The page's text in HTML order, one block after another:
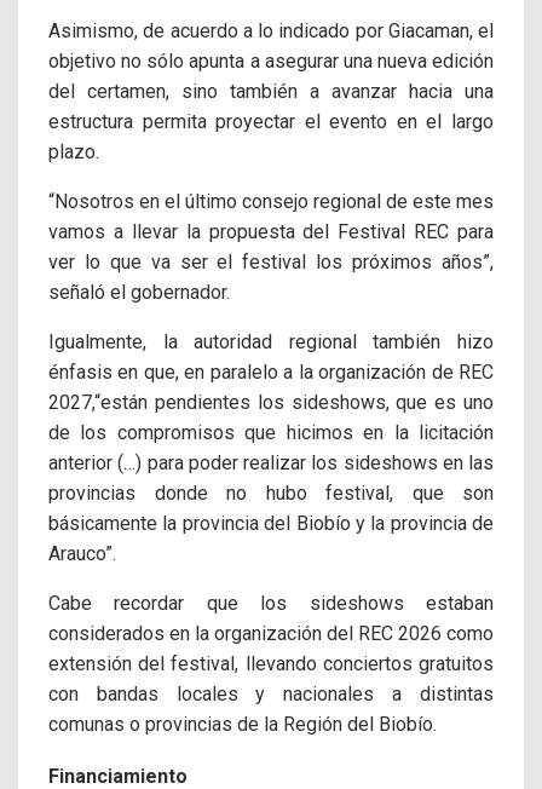
Asimismo, de acuerdo a lo indicado por Giacaman, el
objetivo no sólo apunta a asegurar una nueva edición
del certamen, sino también a avanzar hacia una
estructura permita proyectar el evento en el largo
plazo.
“Nosotros en el último consejo regional de este mes
vamos a llevar la propuesta del Festival REC para
ver lo que va ser el festival los próximos años”,
señaló el gobernador.
Igualmente, la autoridad regional también hizo
énfasis en que, en paralelo a la organización de REC
2027,“están pendientes los sideshows, que es uno
de los compromisos que hicimos en la licitación
anterior (…) para poder realizar los sideshows en las
provincias donde no hubo festival, que son
básicamente la provincia del Biobío y la provincia de
Arauco”.
Cabe recordar que los sideshows estaban
considerados en la organización del REC 2026 como
extensión del festival, llevando conciertos gratuitos
con bandas locales y nacionales a distintas
comunas o provincias de la Región del Biobío.
Financiamiento